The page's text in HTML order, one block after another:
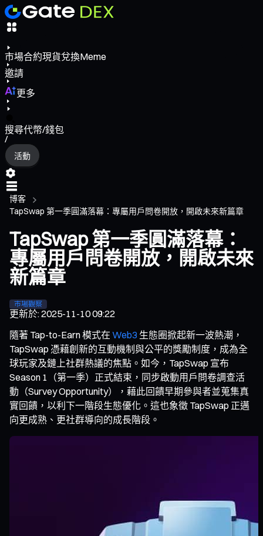
市場合約現貨兌換Meme
邀請
更多
搜尋代幣/錢包
/
活動
博客
TapSwap 第一季圓滿落幕：專屬用戶問卷開放，開啟未來新篇章
TapSwap 第一季圓滿落幕：
專屬用戶問卷開放，開啟未來
新篇章
市場觀察
更新於:2025-11-10 09:22
隨著 Tap-to-Earn 模式在 Web3 生態圈掀起新一波熱潮，
TapSwap 憑藉創新的互動機制與公平的獎勵制度，成為全
球玩家及鏈上社群熱議的焦點。如今，TapSwap 宣布
Season 1（第一季）正式結束，同步啟動用戶問卷調查活
動（Survey Opportunity），藉此回饋早期參與者並蒐集真
實回饋，以利下一階段生態優化。這也象徵 TapSwap 正邁
向更成熟、更社群導向的成長階段。